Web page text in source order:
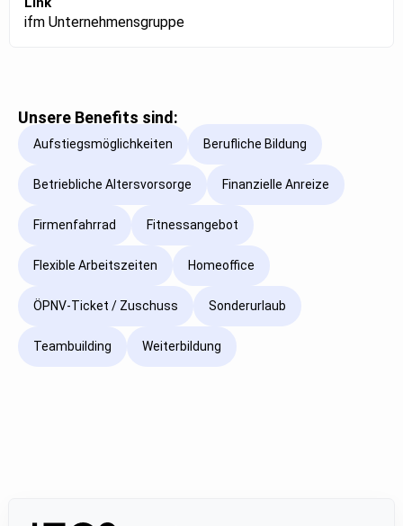
ifm Unternehmensgruppe
Unsere Benefits sind:
Aufstiegsmöglichkeiten Berufliche Bildung
Betriebliche Altersvorsorge Finanzielle Anreize
Firmenfahrrad Fitnessangebot
Flexible Arbeitszeiten Homeoffice
ÖPNV-Ticket / Zuschuss Sonderurlaub
Teambuilding Weiterbildung